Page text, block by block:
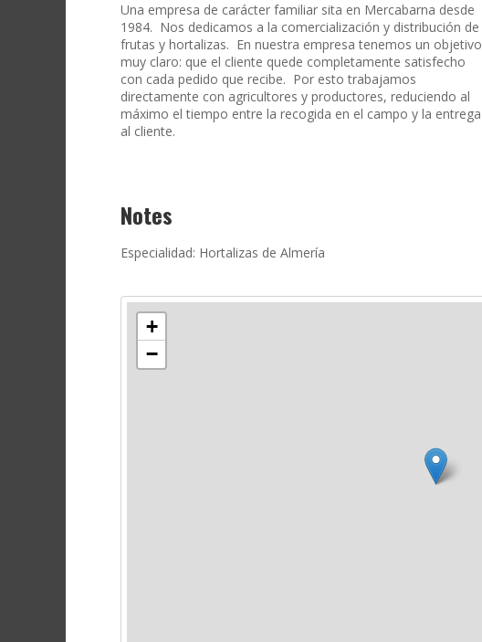
Una empresa de carácter familiar sita en Mercabarna desde
1984. Nos dedicamos a la comercialización y distribución de
frutas y hortalizas. En nuestra empresa tenemos un objetivo
muy claro: que el cliente quede completamente satisfecho
con cada pedido que recibe. Por esto trabajamos
directamente con agricultores y productores, reduciendo al
máximo el tiempo entre la recogida en el campo y la entrega
al cliente.
Notes
Especialidad: Hortalizas de Almería
+
−